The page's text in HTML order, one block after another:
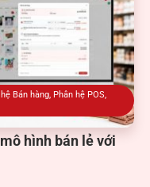
Bán hàng, Phân hệ POS,
hình bán lẻ với